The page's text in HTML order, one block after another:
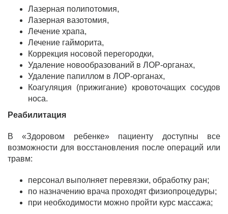
Лазерная полипотомия,
Лазерная вазотомия,
Лечение храпа,
Лечение гайморита,
Коррекция носовой перегородки,
Удаление новообразований в ЛОР-органах,
Удаление папиллом в ЛОР-органах,
Коагуляция (прижигание) кровоточащих сосудов
носа.
Реабилитация
В «Здоровом ребенке» пациенту доступны все
возможности для восстановления после операций или
травм:
персонал выполняет перевязки, обработку ран;
по назначению врача проходят физиопроцедуры;
при необходимости можно пройти курс массажа;